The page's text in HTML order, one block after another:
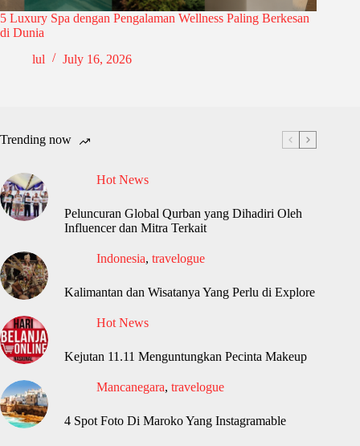
5 Luxury Spa dengan Pengalaman Wellness Paling Berkesan
di Dunia
lul
July 16, 2026
Trending now
Hot News
Peluncuran Global Qurban yang Dihadiri Oleh
Influencer dan Mitra Terkait
Indonesia, travelogue
Kalimantan dan Wisatanya Yang Perlu di Explore
Hot News
Kejutan 11.11 Menguntungkan Pecinta Makeup
Mancanegara, travelogue
4 Spot Foto Di Maroko Yang Instagramable